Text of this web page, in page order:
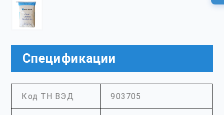
Спецификации
Код ТН ВЭД 903705